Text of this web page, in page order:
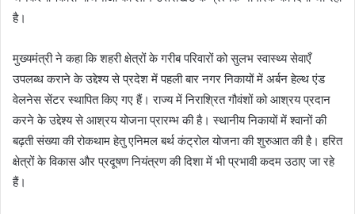
है।
मुख्यमंत्री ने कहा कि शहरी क्षेत्रों के गरीब परिवारों को सुलभ स्वास्थ्य सेवाएँ
उपलब्ध कराने के उद्देश्य से प्रदेश में पहली बार नगर निकायों में अर्बन हेल्थ एंड
वेलनेस सेंटर स्थापित किए गए हैं। राज्य में निराश्रित गौवंशों को आश्रय प्रदान
करने के उद्देश्य से आश्रय योजना प्रारम्भ की है। स्थानीय निकायों में श्वानों की
बढ़ती संख्या की रोकथाम हेतु एनिमल बर्थ कंट्रोल योजना की शुरुआत की है। हरित
क्षेत्रों के विकास और प्रदूषण नियंत्रण की दिशा में भी प्रभावी कदम उठाए जा रहे
हैं।